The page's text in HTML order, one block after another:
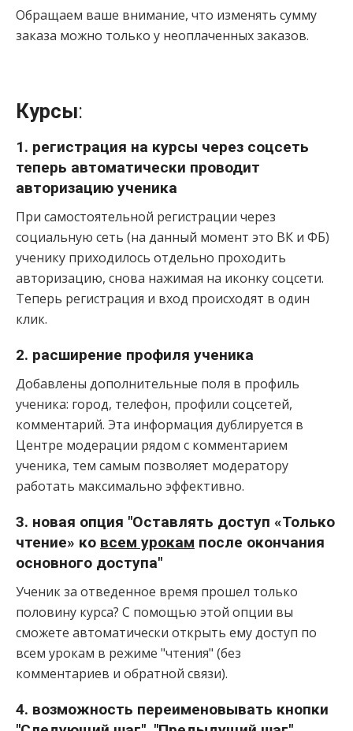
Обращаем ваше внимание, что изменять сумму
заказа можно только у неоплаченных заказов.
Курсы:
1. регистрация на курсы через соцсеть
теперь автоматически проводит
авторизацию ученика
При самостоятельной регистрации через
социальную сеть (на данный момент это ВК и ФБ)
ученику приходилось отдельно проходить
авторизацию, снова нажимая на иконку соцсети.
Теперь регистрация и вход происходят в один
клик.
2. расширение профиля ученика
Добавлены дополнительные поля в профиль
ученика: город, телефон, профили соцсетей,
комментарий. Эта информация дублируется в
Центре модерации рядом с комментарием
ученика, тем самым позволяет модератору
работать максимально эффективно.
3. новая опция "Оставлять доступ «Только
чтение» ко всем урокам после окончания
основного доступа"
Ученик за отведенное время прошел только
половину курса? С помощью этой опции вы
сможете автоматически открыть ему доступ по
всем урокам в режиме "чтения" (без
комментариев и обратной связи).
4. возможность переименовывать кнопки